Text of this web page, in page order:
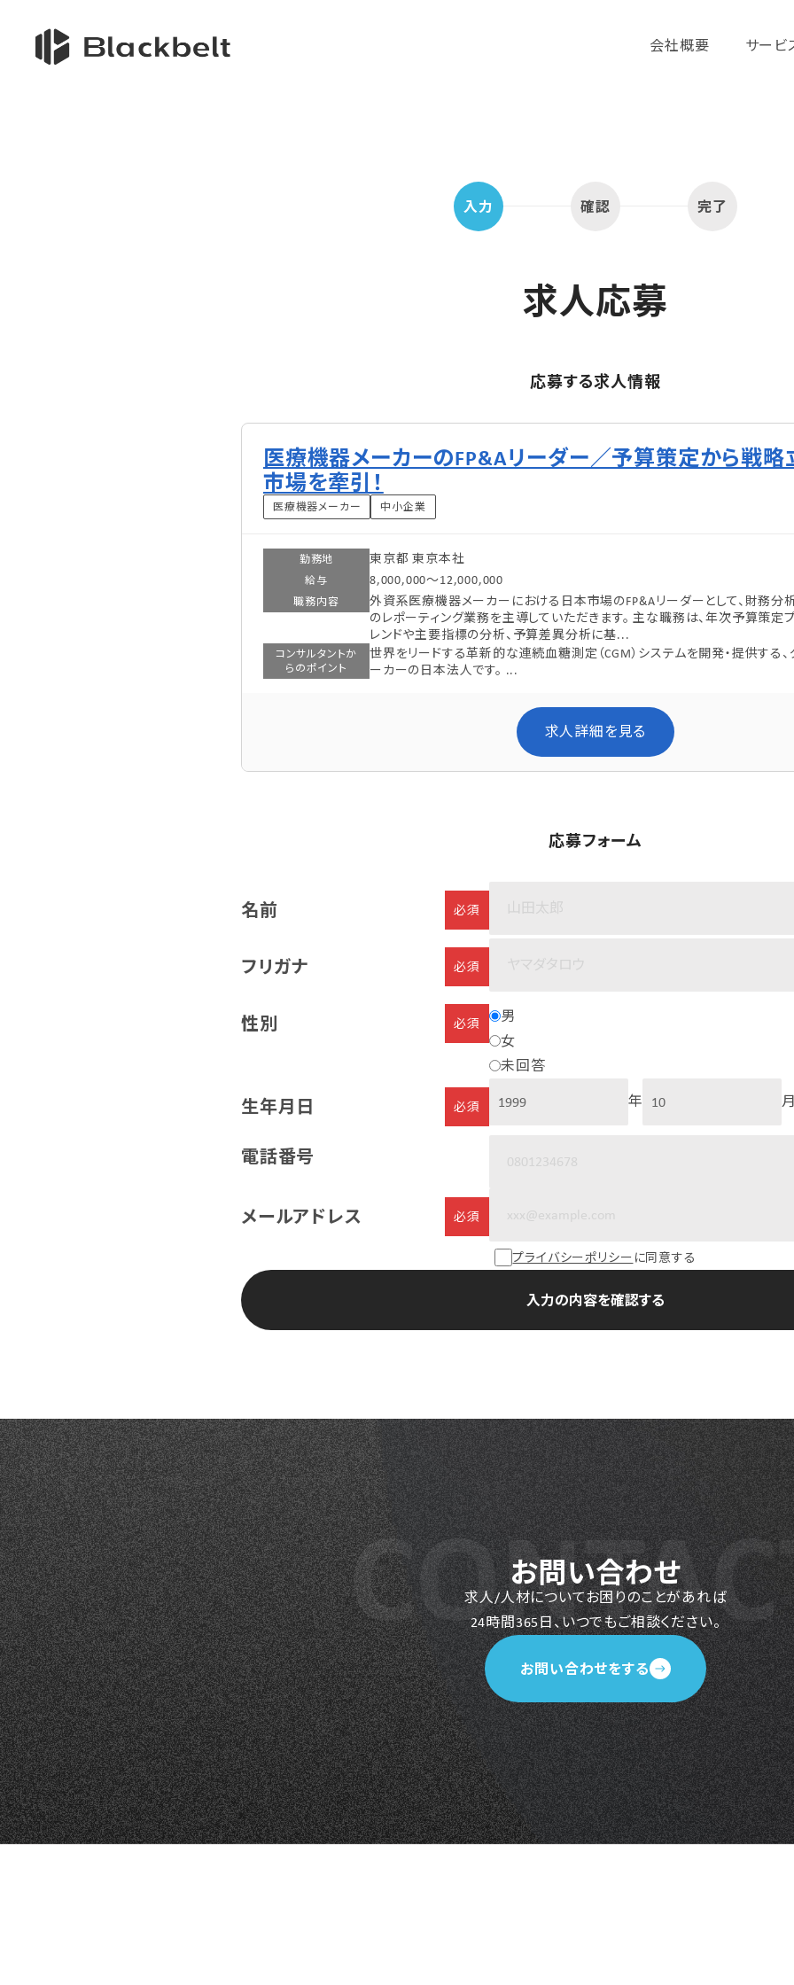
会社概要 サービ
入力 確認 完了
求人応募
応募する求人情報
医療機器メーカーのFP&Aリーダー／予算策定から戦
市場を牽引！
医療機器メーカー 中小企業
勤務地 東京都 東京本社
給与 8,000,000～12,000,000
職務内容
外資系医療機器メーカーにおける日本市場のFP&Aリーダーとして、財務分
のレポーティング業務を主導していただきます。 主な職務は、年次予算策定
レンドや主要指標の分析、予算差異分析に基...
コンサルタントか
らのポイント
世界をリードする革新的な連続血糖測定（CGM）システムを開発・提供する
ーカーの日本法人です。 ...
求人詳細を見る
応募フォーム
名前 必須
フリガナ 必須
性別 必須
男
女
未回答
生年月日 必須 年
電話番号
メールアドレス 必須
プライバシーポリシー に同意する
お問い合わせ
求人/人材についてお困りのことがあれば
24時間365日、いつでもご相談ください。
お問い合わせをする